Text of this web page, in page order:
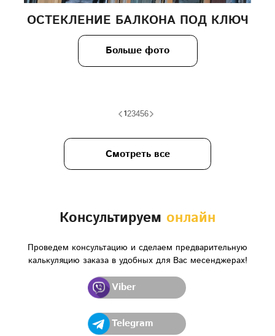
ОСТЕКЛЕНИЕ БАЛКОНА ПОД КЛЮЧ
Больше фото
123456
Смотреть все
Консультируем онлайн
Проведем консультацию и сделаем предварительную
калькуляцию заказа в удобных для Вас месенджерах!
Viber
Telegram